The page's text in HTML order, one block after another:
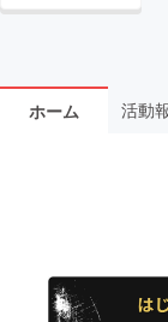
ホーム 活動